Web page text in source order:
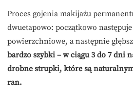
Proces gojenia makijażu
dwuetapowo: początkowo
powierzchniowe, a następnie
bardzo szybki – w ciągu 3 do 7 dni
drobne strupki, które są
ran.